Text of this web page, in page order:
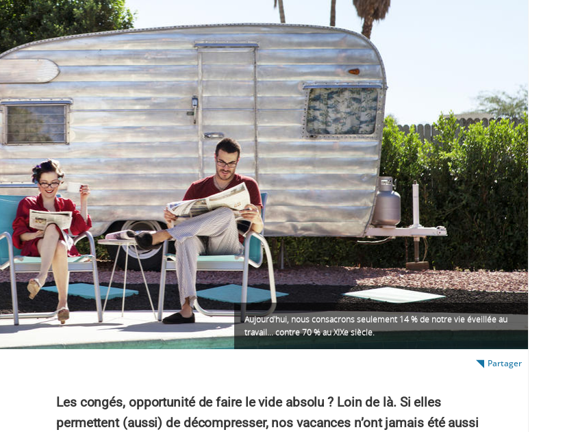
Aujourd'hui, nous consacrons seulement 14 % de notre vie éveillée au
travail... contre 70 % au XIXe siècle.
Partager
Les congés, opportunité de faire le vide absolu ? Loin de là. Si elles
permettent (aussi) de décompresser, nos vacances n’ont jamais été aussi